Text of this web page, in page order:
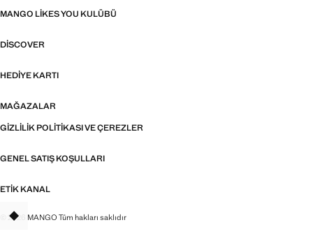
MANGO LIKES YOU KULÜBÜ
DISCOVER
HEDIYE KARTI
MAĞAZALAR
GIZLILIK POLITIKASI VE ÇEREZLER
GENEL SATIŞ KOŞULLARI
ETIK KANAL
© 2026 MANGO Tüm hakları saklıdır